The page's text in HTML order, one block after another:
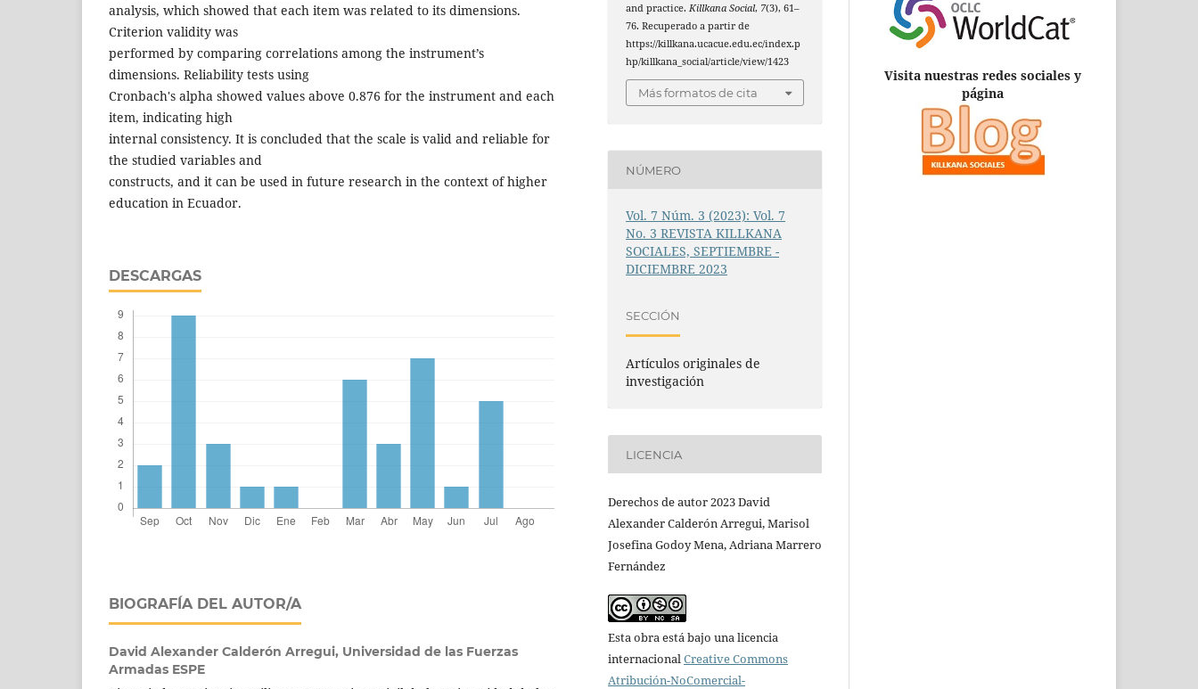
analysis, which showed that each item was related to its dimensions.
Criterion validity was
performed by comparing correlations among the instrument’s
dimensions. Reliability tests using
Cronbach's alpha showed values above 0.876 for the instrument and each
item, indicating high
internal consistency. It is concluded that the scale is valid and reliable for
the studied variables and
constructs, and it can be used in future research in the context of higher
education in Ecuador.
DESCARGAS
BIOGRAFÍA DEL AUTOR/A
David Alexander Calderón Arregui, Universidad de las Fuerzas
Armadas ESPE
and practice. Killkana Social, 7(3), 61–
76. Recuperado a partir de
https://killkana.ucacue.edu.ec/index.p
hp/killkana_social/article/view/1423
Más formatos de cita
NÚMERO
Vol. 7 Núm. 3 (2023): Vol. 7
No. 3 REVISTA KILLKANA
SOCIALES, SEPTIEMBRE -
DICIEMBRE 2023
SECCIÓN
Artículos originales de
investigación
LICENCIA
Derechos de autor 2023 David
Alexander Calderón Arregui, Marisol
Josefina Godoy Mena, Adriana Marrero
Fernández
Esta obra está bajo una licencia
internacionalCreative Commons
Atribución-NoComercial-
Visita nuestras redes sociales y
página